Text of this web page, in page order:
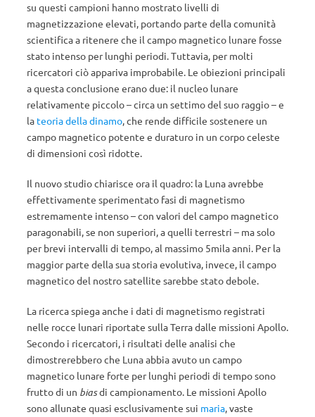
su questi campioni hanno mostrato livelli di
magnetizzazione elevati, portando parte della comunità
scientifica a ritenere che il campo magnetico lunare fosse
stato intenso per lunghi periodi. Tuttavia, per molti
ricercatori ciò appariva improbabile. Le obiezioni principali
a questa conclusione erano due: il nucleo lunare
relativamente piccolo – circa un settimo del suo raggio – e
la teoria della dinamo, che rende difficile sostenere un
campo magnetico potente e duraturo in un corpo celeste
di dimensioni così ridotte.
Il nuovo studio chiarisce ora il quadro: la Luna avrebbe
effettivamente sperimentato fasi di magnetismo
estremamente intenso – con valori del campo magnetico
paragonabili, se non superiori, a quelli terrestri – ma solo
per brevi intervalli di tempo, al massimo 5mila anni. Per la
maggior parte della sua storia evolutiva, invece, il campo
magnetico del nostro satellite sarebbe stato debole.
La ricerca spiega anche i dati di magnetismo registrati
nelle rocce lunari riportate sulla Terra dalle missioni Apollo.
Secondo i ricercatori, i risultati delle analisi che
dimostrerebbero che Luna abbia avuto un campo
magnetico lunare forte per lunghi periodi di tempo sono
frutto di un biasdi campionamento. Le missioni Apollo
sono allunate quasi esclusivamente sui maria, vaste